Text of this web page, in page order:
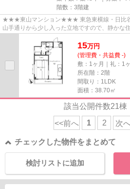
階数：3階建
★★★東山マンション★★★ 東急東横線・日比谷
山手通りから少し入った立地ですので、静かな
が、内装はリフォームされており明...
15万円
(管理費・共益費 -)
敷：1ヶ月｜礼：1
所在階：2階
間取り：1LDK
面積：38.70㎡
該当公開件数21棟
<<前へ 1 2 次
チェックした物件をまとめて
検討リストに追加